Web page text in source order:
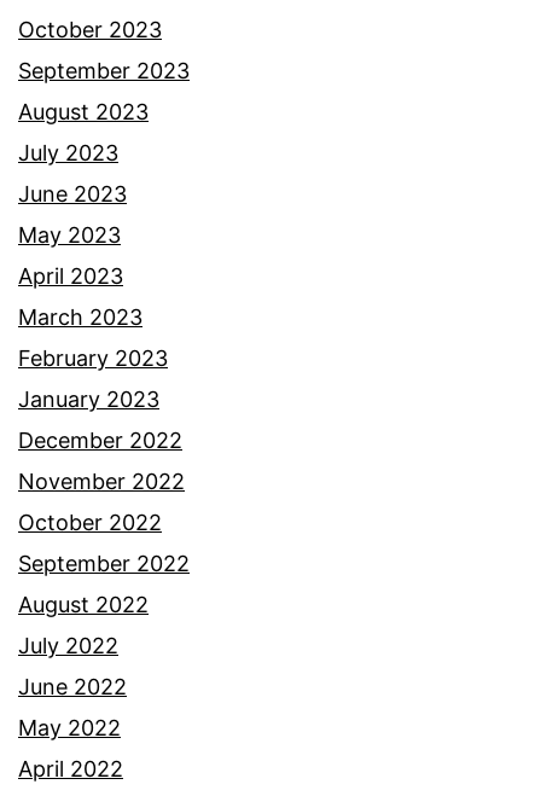
October 2023
September 2023
August 2023
July 2023
June 2023
May 2023
April 2023
March 2023
February 2023
January 2023
December 2022
November 2022
October 2022
September 2022
August 2022
July 2022
June 2022
May 2022
April 2022